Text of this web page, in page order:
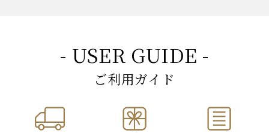
- USER GUIDE -
ご利用ガイド